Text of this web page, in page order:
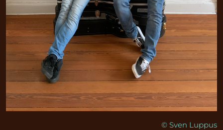
© Sven Luppus